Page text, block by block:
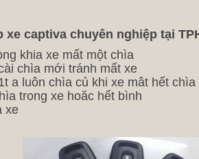
xe captiva chuyên nghiệp tại
khia xe mất một chìa
chìa mới tránh mất xe
a luôn chìa củ khi xe mât hết chìa
trong xe hoăc hết bình
xe